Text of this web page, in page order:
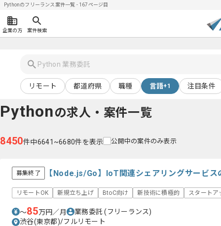
Pythonのフリーランス案件一覧 - 167ページ目
企業の方 案件検索
リモート 都道府県 職種 言語+1 注目条件
Pythonの求人・案件一覧
8450件中6641~6680件を表示 公開中の案件のみ表示
募集終了 【Node.js/Go】IoT関連シェアリングサービ
リモートOK 新規立ち上げ BtoC向け 新技術に積極的 スタートア
〜85万円／月 業務委託(フリーランス)
渋谷(東京都)/フルリモート